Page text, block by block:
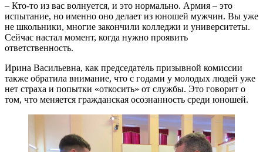
– Кто-то из вас волнуется, и это нормально. Армия – это
испытание, но именно оно делает из юношей мужчин. Вы уже
не школьники, многие закончили колледжи и университеты.
Сейчас настал момент, когда нужно проявить
ответственность.
Ирина Васильевна, как председатель призывной комиссии
также обратила внимание, что с годами у молодых людей уже
нет страха и попытки «откосить» от службы. Это говорит о
том, что меняется гражданская осознанность среди юношей.